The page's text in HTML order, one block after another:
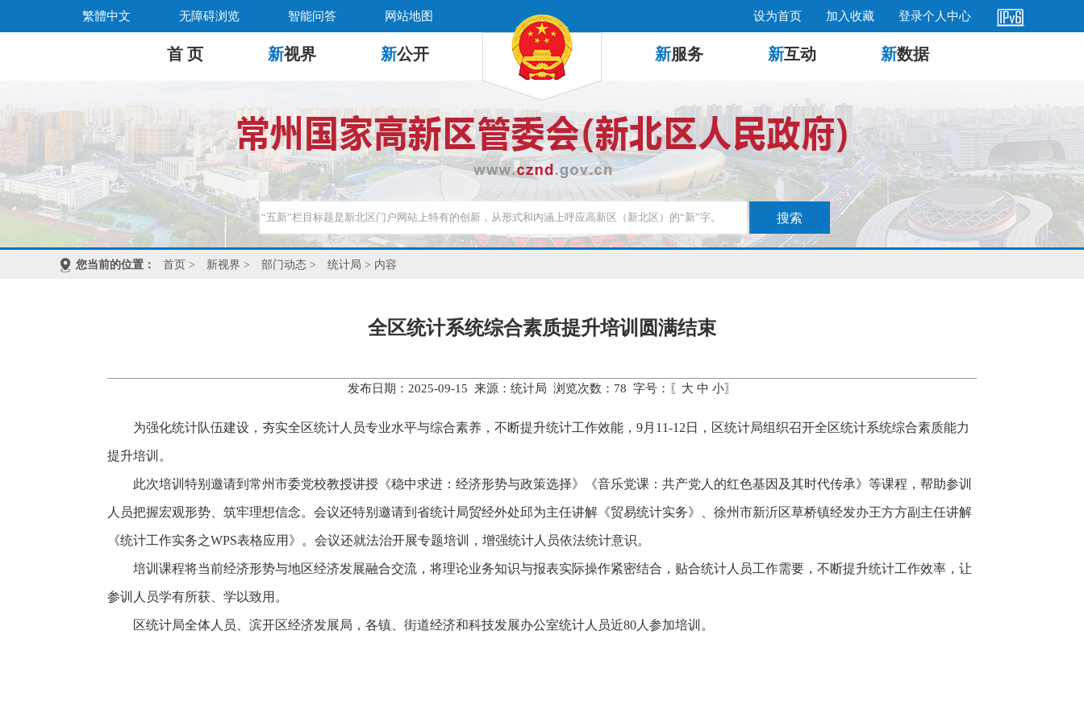
繁體中文 无障碍浏览 智能问答 网站地图 设为首页 加入收藏 登录个人中心
首 页 新视界 新公开 新服务 新互动 新数据
您当前的位置： 首页 > 新视界 > 部门动态 > 统计局 > 内容
全区统计系统综合素质提升培训圆满结束
发布日期：2025-09-15 来源：统计局 浏览次数： 78 字号：〖 大 中 小〗
为强化统计队伍建设，夯实全区统计人员专业水平与综合素养，不断提升统计工作效能，9月11-12日，区统计局组织召开全区统计系统综合素质能力
提升培训。
此次培训特别邀请到常州市委党校教授讲授《稳中求进：经济形势与政策选择》《音乐党课：共产党人的红色基因及其时代传承》等课程，帮助参训
人员把握宏观形势、筑牢理想信念。会议还特别邀请到省统计局贸经外处邱为主任讲解《贸易统计实务》、徐州市新沂区草桥镇经发办王方方副主任讲解
《统计工作实务之WPS表格应用》。会议还就法治开展专题培训，增强统计人员依法统计意识。
培训课程将当前经济形势与地区经济发展融合交流，将理论业务知识与报表实际操作紧密结合，贴合统计人员工作需要，不断提升统计工作效率，让
参训人员学有所获、学以致用。
区统计局全体人员、滨开区经济发展局，各镇、街道经济和科技发展办公室统计人员近80人参加培训。